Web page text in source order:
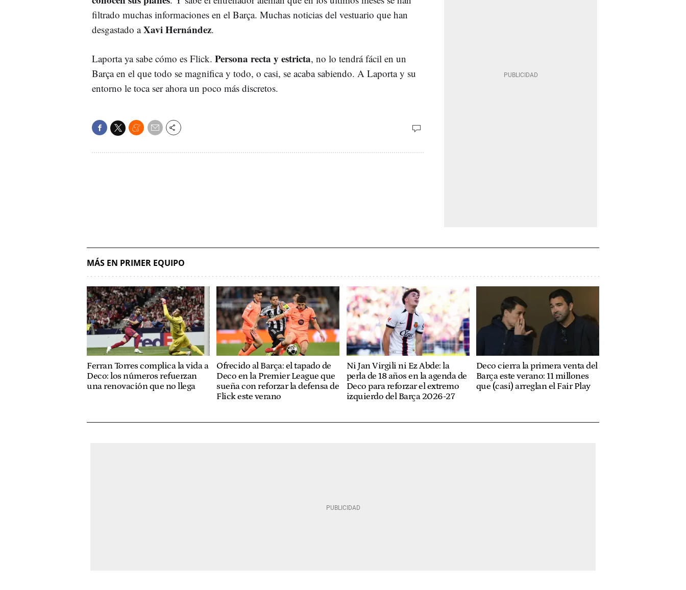
filtrado muchas informaciones en el Barça. Muchas noticias del vestuario que han
desgastado aXaviHernández.
Laporta ya sabe cómo es Flick. Persona recta y estricta, no lo tendrá fácil en un
Barça en el que todo se magnifica y todo, o casi, se acaba sabiendo. A Laporta y su
entorno le toca ser ahora un poco más discretos.
MÁS EN PRIMER EQUIPO
Ferran Torres complica la vida a
Deco: los números refuerzan
una renovación que no llega
Ofrecido al Barça: el tapado de
Deco en la Premier League que
sueña con reforzar la defensa de
Flick este verano
Ni Jan Virgili ni Ez Abde: la
perla de 18 años en la agenda de
Deco para reforzar el extremo
izquierdo del Barça 2026-27
Deco cierra la primera venta del
Barça este verano: 11 millones
que (casi) arreglan el Fair Play